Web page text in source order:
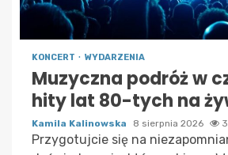
KONCERT WYDARZENIA
Muzyczna podróż w
hity lat 80-tych na
Kamila Kalinowska 8 sierpnia 2026
Przygotujcie się na